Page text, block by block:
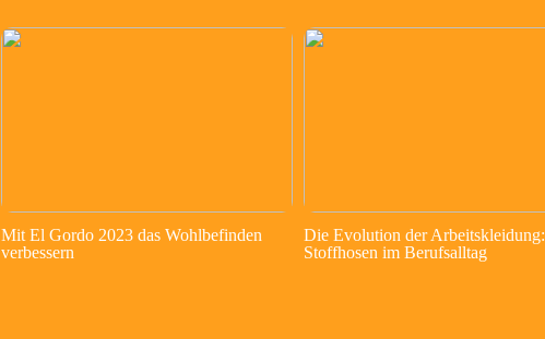
Mit El Gordo 2023 das Wohlbefinden
verbessern
Die Evolution der Arbeitskleidung:
Stoffhosen im Berufsalltag